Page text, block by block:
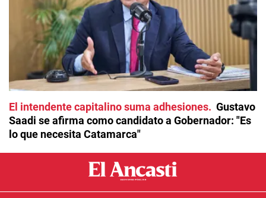
El intendente capitalino suma adhesiones
Gustavo
Saadi se afirma como candidato a Gobernador: "Es
lo que necesita Catamarca"